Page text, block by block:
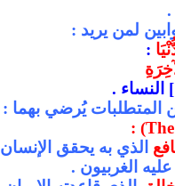
لمن يريد :
:
.
يُرضي بهما :
)
:
الذي به يحقق الإنسان
الغربيون .